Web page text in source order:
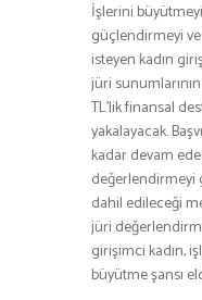
İşlerini
güçlendirmeyi ve
isteyen kadın
jüri
TL’lik finansal
yakalayacak.
kadar devam
değerlendirmeyi
dahil edileceği
jüri
girişimci kadın,
büyütme şansı